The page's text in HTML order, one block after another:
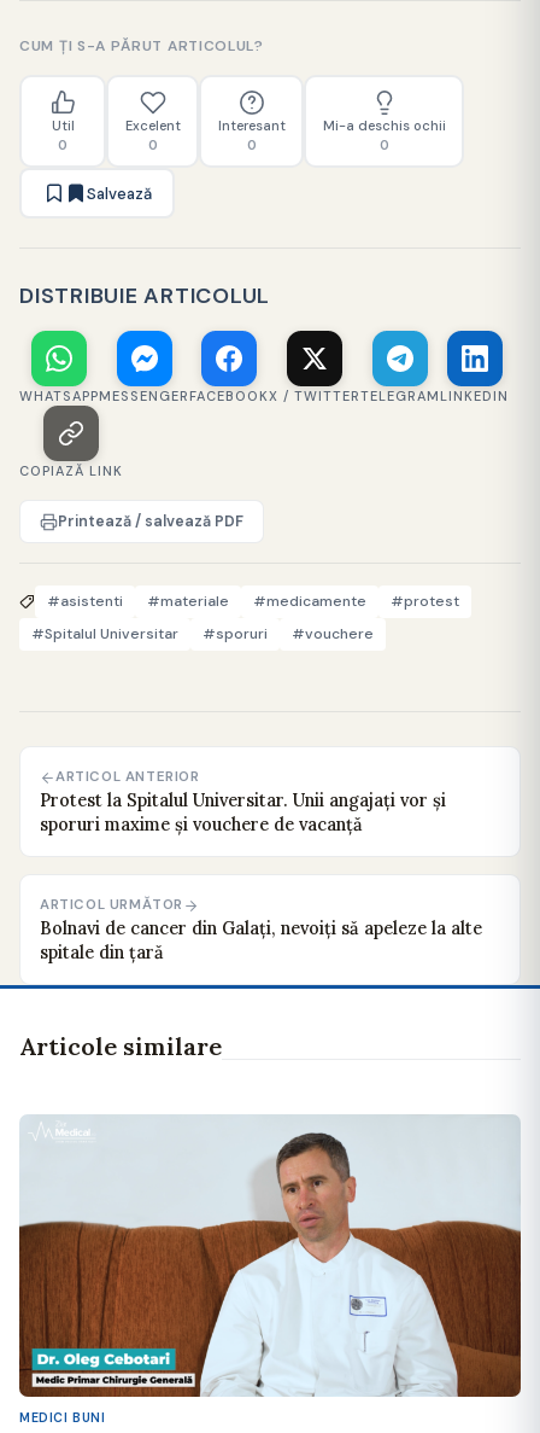
CUM ȚI S-A PĂRUT ARTICOLUL?
Util
0
Excelent
0
Interesant
0
Mi-a deschis ochii
0
Salvează
DISTRIBUIE ARTICOLUL
WHATSAPPMESSENGERFACEBOOKX / TWITTERTELEGRAMLINKEDIN
COPIAZĂ LINK
Printează / salvează PDF
#asistenti #materiale #medicamente
#protest
#Spitalul Universitar
#sporuri #vouchere
ARTICOL ANTERIOR
Protest la Spitalul Universitar. Unii angajați vor și
sporuri maxime și vouchere de vacanță
ARTICOL URMĂTOR
Bolnavi de cancer din Galați, nevoiți să apeleze la alte
spitale din țară
Articole similare
MEDICI BUNI